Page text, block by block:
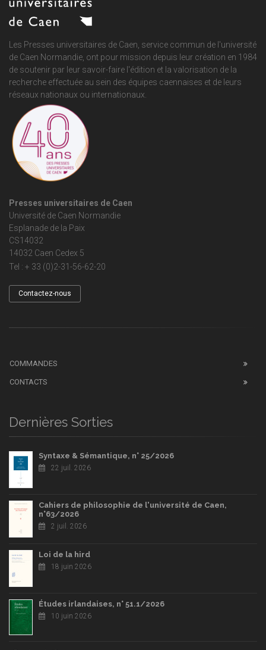
Les Presses universitaires de Caen, service commun de l'université
de Caen Normandie , ont pour mission depuis leur création en 1984
de soutenir par leur savoir-faire l'édition et la valorisation de la
recherche effectuée au sein des équipes caennaises et de leurs
réseaux nationaux ou internationaux.
Presses universitaires de Caen
Université de Caen Normandie
Esplanade de la Paix
CS14032
14032 Caen Cedex 5
Tel : + 33 (0)2-31-56-62-20
Contactez-nous
COMMANDES
CONTACTS
Dernières Sorties
Syntaxe & Sémantique, n° 25/2026
22 juil. 2026
Cahiers de philosophie de l'université de Caen,
n°63/2026
2 juil. 2026
Loi de la hird
18 juin 2026
Études irlandaises, n° 51.1/2026
10 juin 2026